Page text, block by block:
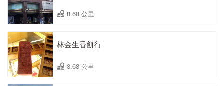
8.68 公里
林金生香餅行
8.68 公里